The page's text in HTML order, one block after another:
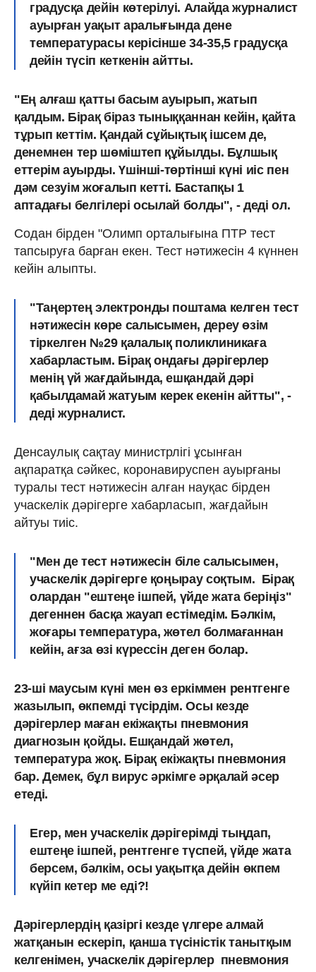
градусқа дейін көтерілуі. Алайда журналист
ауырған уақыт аралығында дене
температурасы керісінше 34-35,5 градусқа
дейін түсіп кеткенін айтты.
"Ең алғаш қатты басым ауырып, жатып
қалдым. Бірақ біраз тыныққаннан кейін, қайта
тұрып кеттім. Қандай сұйықтық ішсем де,
денемнен тер шөміштеп құйылды. Бұлшық
еттерім ауырды. Үшінші-төртінші күні иіс пен
дәм сезуім жоғалып кетті. Бастапқы 1
аптадағы белгілері осылай болды", - деді ол.
Содан бірден "Олимп орталығына ПТР тест
тапсыруға барған екен. Тест нәтижесін 4 күннен
кейін алыпты.
"Таңертең электронды поштама келген тест
нәтижесін көре салысымен, дереу өзім
тіркелген №29 қалалық поликлиникаға
хабарластым. Бірақ ондағы дәрігерлер
менің үй жағдайында, ешқандай дәрі
қабылдамай жатуым керек екенін айтты", -
деді журналист.
Денсаулық сақтау министрлігі ұсынған
ақпаратқа сәйкес, коронавируспен ауырғаны
туралы тест нәтижесін алған науқас бірден
учаскелік дәрігерге хабарласып, жағдайын
айтуы тиіс.
"Мен де тест нәтижесін біле салысымен,
учаскелік дәрігерге қоңырау соқтым. Бірақ
олардан "ештеңе ішпей, үйде жата беріңіз"
дегеннен басқа жауап естімедім. Бәлкім,
жоғары температура, жөтел болмағаннан
кейін, ағза өзі күрессін деген болар.
23-ші маусым күні мен өз еркіммен рентгенге
жазылып, өкпемді түсірдім. Осы кезде
дәрігерлер маған екіжақты пневмония
диагнозын қойды. Ешқандай жөтел,
температура жоқ. Бірақ екіжақты пневмония
бар. Демек, бұл вирус әркімге әрқалай әсер
етеді.
Егер, мен учаскелік дәрігерімді тыңдап,
ештеңе ішпей, рентгенге түспей, үйде жата
берсем, бәлкім, осы уақытқа дейін өкпем
күйіп кетер ме еді?!
Дәрігерлердің қазіргі кезде үлгере алмай
жатқанын ескеріп, қанша түсіністік танытқым
келгенімен, учаскелік дәрігерлер пневмония